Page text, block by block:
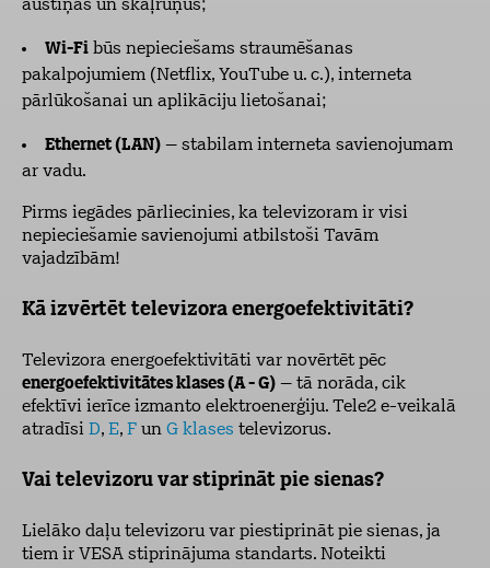
austiņas un skaļruņus;
Wi-Fi būs nepieciešams straumēšanas
pakalpojumiem (Netflix, YouTube u. c.), interneta
pārlūkošanai un aplikāciju lietošanai;
Ethernet (LAN) – stabilam interneta savienojumam
ar vadu.
Pirms iegādes pārliecinies, ka televizoram ir visi
nepieciešamie savienojumi atbilstoši Tavām
vajadzībām!
Kā izvērtēt televizora energoefektivitāti?
Televizora energoefektivitāti var novērtēt pēc
energoefektivitātes klases (A - G) – tā norāda, cik
efektīvi ierīce izmanto elektroenerģiju. Tele2 e-veikalā
atradīsi D, E, F un G klases televizorus.
Vai televizoru var stiprināt pie sienas?
Lielāko daļu televizoru var piestiprināt pie sienas, ja
tiem ir VESA stiprinājuma standarts. Noteikti